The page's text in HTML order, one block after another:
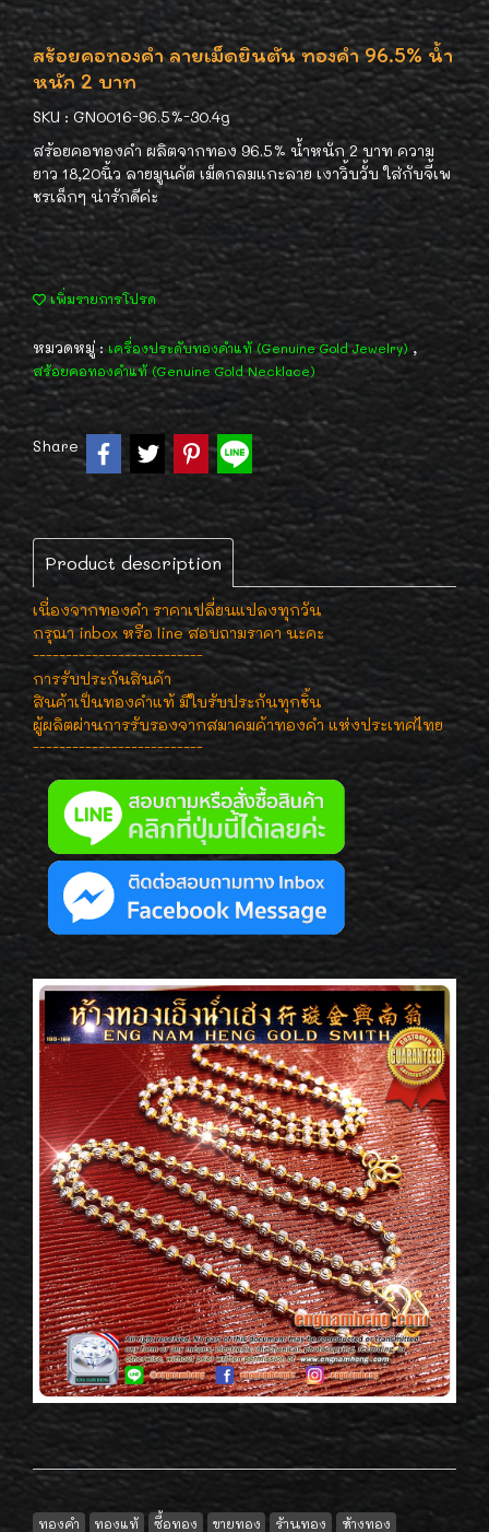
สร้อยคอทองคำ ลายเม็ดยินตัน ทองคำ 96.5% น้ำ
หนัก 2 บาท
SKU : GN0016-96.5%-30.4g
สร้อยคอทองคำ ผลิตจากทอง 96.5% น้ำหนัก 2 บาท ความ
ยาว 18,20นิ้ว ลายมูนคัต เม็ดกลมแกะลาย เงาวิ้บวั้บ ใส่กับจี้เพ
ชรเล็กๆ น่ารักดีค่ะ
เพิ่มรายการโปรด
หมวดหมู่ : เครื่องประดับทองคำแท้ (Genuine Gold Jewelry) ,
สร้อยคอทองคำแท้ (Genuine Gold Necklace)
Share
Product description
เนื่องจากทองคำ ราคาเปลี่ยนแปลงทุกวัน
กรุณา inbox หรือ line สอบถามราคา นะคะ
--------------------------
การรับประกันสินค้า
สินค้าเป็นทองคำแท้ มีใบรับประกันทุกชิ้น
ผู้ผลิตผ่านการรับรองจากสมาคมค้าทองคำ แห่งประเทศไทย
--------------------------
ทองคำ ทองแท้ ซื้อทอง ขายทอง ร้านทอง
ห้างทอง